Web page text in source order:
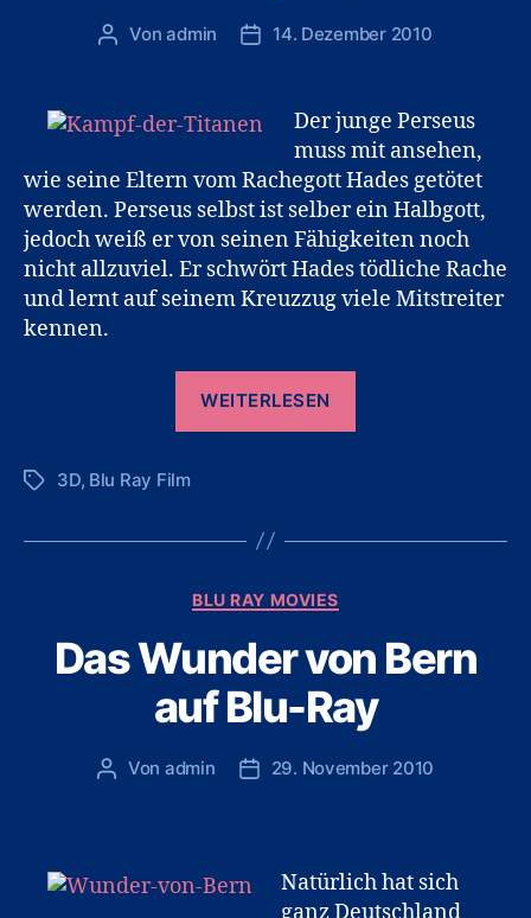
Beitragsautor
Vonadmin Veröffentlichungsdatum
14. Dezember 2010
Der junge Perseus
muss mit ansehen,
wie seine Eltern vom Rachegott Hades getötet
werden. Perseus selbst ist selber ein Halbgott,
jedoch weiß er von seinen Fähigkeiten noch
nicht allzuviel. Er schwört Hades tödliche Rache
und lernt auf seinem Kreuzzug viele Mitstreiter
kennen.
WEITERLESEN
Ray
Schlagwörter
3D, Blu Ray Film
Kategorien
BLU RAY MOVIES
Das Wunder von Bern
auf Blu-Ray
Beitragsautor
Von admin Veröffentlichungsdatum
29. November 2010
Natürlich hat sich
ganz Deutschland